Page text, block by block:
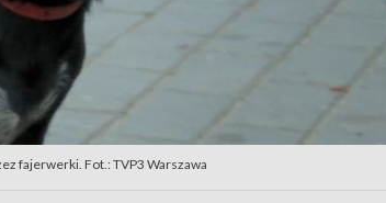
fajerwerki. Fot.: TVP3 Warszawa